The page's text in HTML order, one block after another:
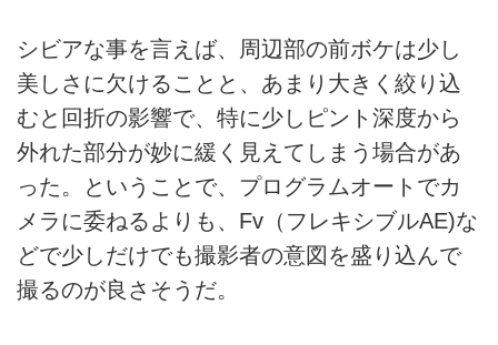
シビアな事を言えば、周辺部の前ボケは少し
美しさに欠けることと、あまり大きく絞り込
むと回折の影響で、特に少しピント深度から
外れた部分が妙に緩く見えてしまう場合があ
った。ということで、プログラムオートでカ
メラに委ねるよりも、Fv（フレキシブルAE)な
どで少しだけでも撮影者の意図を盛り込んで
撮るのが良さそうだ。